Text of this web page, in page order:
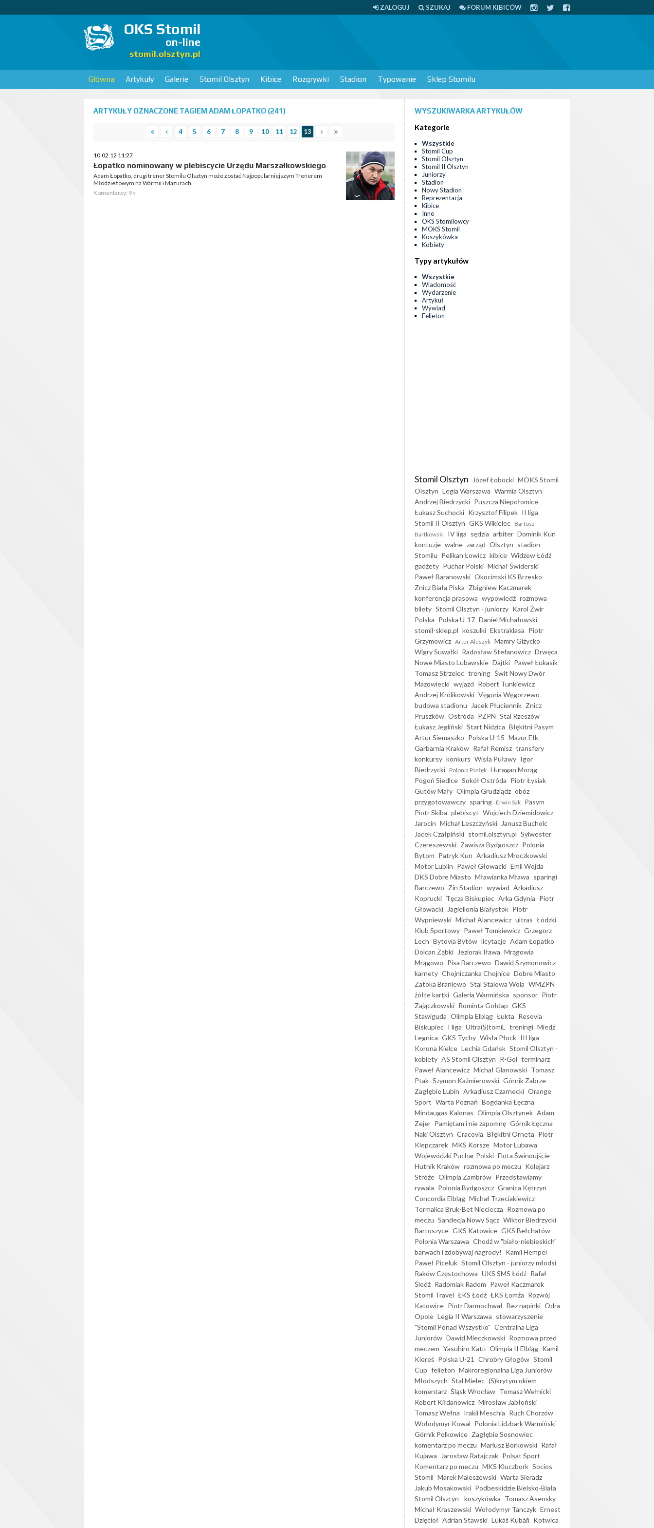
ZALOGUJ SZUKAJ FORUM KIBICÓW
OKS Stomil
on-line
stomil.olsztyn.pl
Główna Artykuły Galerie Stomil Olsztyn Kibice Rozgrywki Stadion Typowanie Sklep Stomilu
ARTYKUŁY OZNACZONE TAGIEM ADAM ŁOPATKO (241)
4 5 6 7 8 9 10 11 12 13
10.02.12 11:27
Łopatko nominowany w plebiscycie Urzędu Marszałkowskiego
Adam Łopatko, drugi trener Stomilu Olsztyn może zostać Najpopularniejszym Trenerem
Młodzieżowym na Warmii i Mazurach.
Komentarzy: 9 »
WYSZUKIWARKA ARTYKUŁÓW
Kategorie
Wszystkie
Stomil Cup
Stomil Olsztyn
Stomil II Olsztyn
Juniorzy
Stadion
Nowy Stadion
Reprezentacja
Kibice
Inne
OKS Stomilowcy
MOKS Stomil
Koszykówka
Kobiety
Typy artykułów
Wszystkie
Wiadomość
Wydarzenie
Artykuł
Wywiad
Felieton
Stomil Olsztyn Józef Łobocki MOKS Stomil
Olsztyn Legia Warszawa Warmia Olsztyn
Andrzej Biedrzycki Puszcza Niepołomice
Łukasz Suchocki Krzysztof Filipek II liga
Stomil II Olsztyn GKS Wikielec Bartosz
Bartkowski IV liga sędzia arbiter Dominik Kun
kontuzje walne zarząd Olsztyn stadion
Stomilu Pelikan Łowicz kibice Widzew Łódź
gadżety Puchar Polski Michał Świderski
Paweł Baranowski Okocimski KS Brzesko
Znicz Biała Piska Zbigniew Kaczmarek
konferencja prasowa wypowiedź rozmowa
bilety Stomil Olsztyn - juniorzy Karol Żwir
Polska Polska U-17 Daniel Michałowski
stomil-sklep.pl koszulki Ekstraklasa Piotr
Grzymowicz Artur Aluszyk Mamry Giżycko
Wigry Suwałki Radosław Stefanowicz Drwęca
Nowe Miasto Lubawskie Dajtki Paweł Łukasik
Tomasz Strzelec trening Świt Nowy Dwór
Mazowiecki wyjazd Robert Tunkiewicz
Andrzej Królikowski Vęgoria Węgorzewo
budowa stadionu
Jacek Płuciennik Znicz
Pruszków Ostróda PZPN Stal Rzeszów
Łukasz Jegliński Start Nidzica Błękitni Pasym
Artur Siemaszko Polska U-15 Mazur Ełk
Garbarnia Kraków Rafał Remisz transfery
konkursy konkurs Wisła Puławy Igor
Biedrzycki Polonia Pasłęk Huragan Morąg
Pogoń Siedlce Sokół Ostróda Piotr Łysiak
Gutów Mały Olimpia Grudziądz obóz
przygotowawczy sparing Erwin Sak Pasym
Piotr Skiba plebiscyt Wojciech Dziemidowicz
Jarocin Michał Leszczyński
Janusz Bucholc
Jacek Czałpiński stomil.olsztyn.pl Sylwester
Czereszewski Zawisza Bydgoszcz Polonia
Bytom Patryk Kun Arkadiusz Mroczkowski
Motor Lublin Paweł Głowacki Emil Wojda
DKS Dobre Miasto Mławianka Mława sparingi
Barczewo Zin Stadion wywiad Arkadiusz
Koprucki Tęcza Biskupiec Arka Gdynia Piotr
Głowacki
Jagiellonia Białystok Piotr
Wypniewski Michał Alancewicz ultras Łódzki
Klub Sportowy Paweł Tomkiewicz Grzegorz
Lech Bytovia Bytów licytacje Adam Łopatko
Dolcan Ząbki
Jeziorak Iława Mrągowia
Mrągowo Pisa Barczewo Dawid Szymonowicz
karnety Chojniczanka Chojnice Dobre Miasto
Zatoka Braniewo Stal Stalowa Wola WMZPN
żółte kartki Galeria Warmińska sponsor Piotr
Zajączkowski Rominta Gołdap GKS
Stawiguda Olimpia Elbląg Łukta Resovia
Biskupiec I liga Ultra(S)tomiL treningi Miedź
Legnica GKS Tychy Wisła Płock III liga
Korona Kielce Lechia Gdańsk Stomil Olsztyn -
kobiety AS Stomil Olsztyn R-Gol terminarz
Paweł Alancewicz Michał Glanowski Tomasz
Ptak Szymon Kaźmierowski Górnik Zabrze
Zagłębie Lubin Arkadiusz Czarnecki Orange
Sport Warta Poznań Bogdanka Łęczna
Mindaugas Kalonas Olimpia Olsztynek Adam
Zejer Pamiętam i nie zapomnę Górnik Łęczna
Naki Olsztyn Cracovia Błękitni Orneta Piotr
Klepczarek MKS Korsze Motor Lubawa
Wojewódzki Puchar Polski Flota Świnoujście
Hutnik Kraków rozmowa po meczu Kolejarz
Stróże Olimpia Zambrów Przedstawiamy
rywala Polonia Bydgoszcz Granica Kętrzyn
Concordia Elbląg Michał Trzeciakiewicz
Termalica Bruk-Bet Nieciecza Rozmowa po
meczu Sandecja Nowy Sącz Wiktor Biedrzycki
Bartoszyce GKS Katowice GKS Bełchatów
Polonia Warszawa Chodź w "biało-niebieskich"
barwach i zdobywaj nagrody!
Kamil Hempel
Paweł Piceluk Stomil Olsztyn - juniorzy młodsi
Raków Częstochowa UKS SMS Łódź Rafał
Śledź Radomiak Radom Paweł Kaczmarek
Stomil Travel ŁKS Łódź ŁKS Łomża Rozwój
Katowice Piotr Darmochwał Bez napinki Odra
Opole Legia II Warszawa stowarzyszenie
"Stomil Ponad Wszystko" Centralna Liga
Juniorów Dawid Mieczkowski Rozmowa przed
meczem Yasuhiro Katō Olimpia II Elbląg Kamil
Kiereś Polska U-21 Chrobry Głogów Stomil
Cup felieton Makroregionalna Liga Juniorów
Młodszych Stal Mielec (S)krytym okiem
komentarz Śląsk Wrocław Tomasz Wełnicki
Robert Kiłdanowicz Mirosław Jabłoński
Tomasz Wełna Irakli Meschia Ruch Chorzów
Wołodymyr Kowal Polonia Lidzbark Warmiński
Górnik Polkowice Zagłębie Sosnowiec
komentarz po meczu Mariusz Borkowski Rafał
Kujawa
Jarosław Ratajczak Polsat Sport
Komentarz po meczu MKS Kluczbork Socios
Stomil Marek Maleszewski Warta Sieradz
Jakub Mosakowski Podbeskidzie Bielsko-Biała
Stomil Olsztyn - koszykówka Tomasz Asensky
Michał Kraszewski Wołodymyr Tanczyk Ernest
Dzięcioł Adrian Stawski Lukáš Kubáň Kotwica